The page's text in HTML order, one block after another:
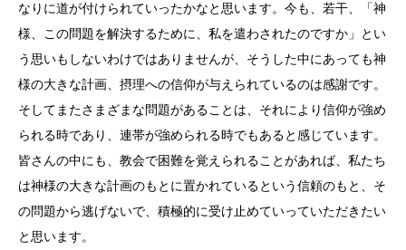
なりに道が付けられていったかなと思います。今も、若干、「神
様、この問題を解決するために、私を遣わされたのですか」とい
う思いもしないわけではありませんが、そうした中にあっても神
様の大きな計画、摂理への信仰が与えられているのは感謝です。
そしてまたさまざまな問題があることは、それにより信仰が強め
られる時であり、連帯が強められる時でもあると感じています。
皆さんの中にも、教会で困難を覚えられることがあれば、私たち
は神様の大きな計画のもとに置かれているという信頼のもと、そ
の問題から逃げないで、積極的に受け止めていっていただきたい
と思います。